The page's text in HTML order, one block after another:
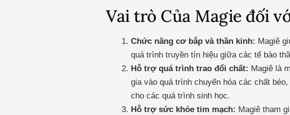
Vai trò Của Magie đối
Chức năng cơ bắp và thần kinh: Magiê
quá trình truyền tín hiệu giữa các tế bào
Hỗ trợ quá trình trao đổi chất: Magiê là
gia vào quá trình chuyển hóa các chất
cho các quá trình sinh học.
Hỗ trợ sức khỏe tim mạch: Magiê tham